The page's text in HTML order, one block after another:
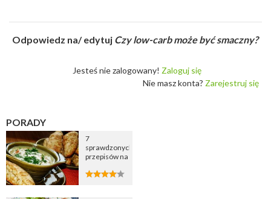
Odpowiedz na/ edytuj Czy low-carb może być smaczny?
Jesteś nie zalogowany! Zaloguj się
Nie masz konta? Zarejestruj się
PORADY
7
sprawdzonych
przepisów na
cebulową